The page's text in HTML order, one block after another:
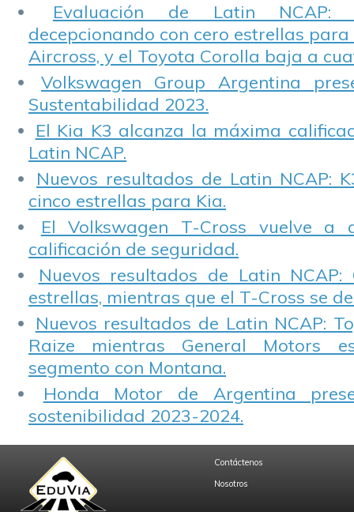
Evaluación de Latin NCAP:
decepcionando con cero estrellas para
Aircross, y el Toyota Corolla baja a
Volkswagen Group Argentina
Sustentabilidad 2023.
El Kia K3 alcanza la máxima
Latin NCAP.
Nuevos resultados de Latin NCAP:
cinco estrellas para Kia.
El Volkswagen T-Cross vuelve a
calificación de seguridad.
Nuevos resultados de Latin NCAP:
estrellas, mientras que el T-Cross se
Nuevos resultados de Latin NCAP:
Raize mientras General Motors
segmento con Montana.
Honda Motor de Argentina
sostenibilidad 2023-2024.
Contáctenos
Nosotros